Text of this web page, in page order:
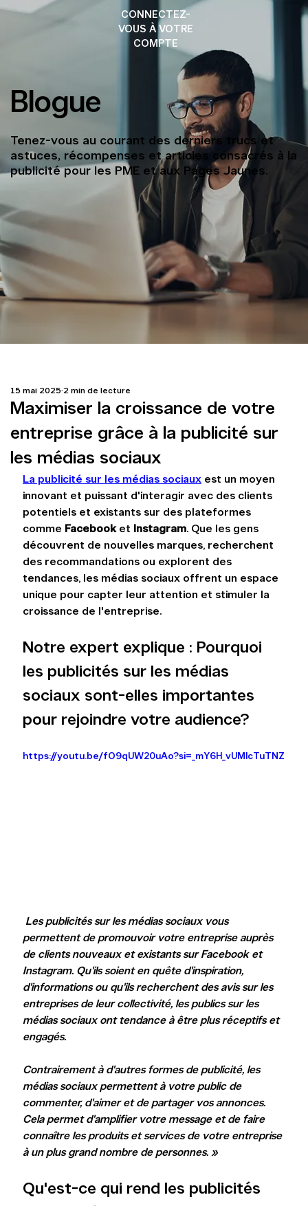
CONNECTEZ-
VOUS À VOTRE
COMPTE
Blogue
Tenez-vous au courant des derniers trucs et
astuces, récompenses et articles consacrés à la
publicité pour les PME et aux Pages Jaunes.
Maximiser la croissance de votre
entreprise grâce à la publicité sur
les médias sociaux
15 mai 2025 2 min de lecture
La publicité sur les médias sociaux est un moyen
innovant et puissant d'interagir avec des clients
potentiels et existants sur des plateformes
comme Facebook et Instagram. Que les gens
découvrent de nouvelles marques, recherchent
des recommandations ou explorent des
tendances, les médias sociaux offrent un espace
unique pour capter leur attention et stimuler la
croissance de l'entreprise.
Notre expert explique : Pourquoi
les publicités sur les médias
sociaux sont-elles importantes
pour rejoindre votre audience?
https://youtu.be/fO9qUW20uAo?si=_mY6H_vUMIcTuTNZ
permettent de promouvoir votre entreprise auprès
de clients nouveaux et existants sur Facebook et
Instagram. Qu'ils soient en quête d'inspiration,
d'informations ou qu'ils recherchent des avis sur les
entreprises de leur collectivité, les publics sur les
médias sociaux ont tendance à être plus réceptifs et
engagés.
Contrairement à d'autres formes de publicité, les
médias sociaux permettent à votre public de
commenter, d'aimer et de partager vos annonces.
Cela permet d'amplifier votre message et de faire
connaître les produits et services de votre entreprise
à un plus grand nombre de personnes. »
Qu'est-ce qui rend les publicités